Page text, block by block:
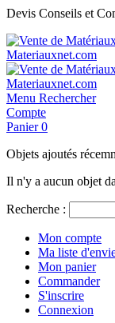
Devis Conseils et
Menu Rechercher
Compte
Panier 0
Objets ajoutés
Il n'y a aucun objet
Recherche :
Mon compte
Ma liste
Mon panier
Commander
S'inscrire
Connexion